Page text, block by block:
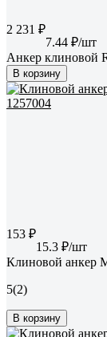
2 231 ₽
7.44 ₽/шт
Анкер клиновой
В корзину
153 ₽
15.3 ₽/шт
Клиновой
5(2)
В корзину